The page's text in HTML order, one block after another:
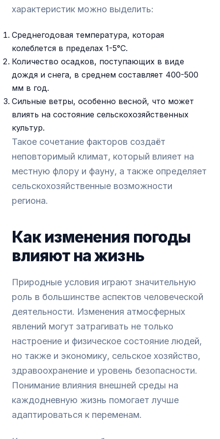
характеристик можно выделить:
Среднегодовая температура, которая
колеблется в пределах 1-5°C.
Количество осадков, поступающих в виде
дождя и снега, в среднем составляет 400-500
мм в год.
Сильные ветры, особенно весной, что может
влиять на состояние сельскохозяйственных
культур.
Такое сочетание факторов создаёт
неповторимый климат, который влияет на
местную флору и фауну, а также определяет
сельскохозяйственные возможности
региона.
Как изменения погоды
влияют на жизнь
Природные условия играют значительную
роль в большинстве аспектов человеческой
деятельности. Изменения атмосферных
явлений могут затрагивать не только
настроение и физическое состояние людей,
но также и экономику, сельское хозяйство,
здравоохранение и уровень безопасности.
Понимание влияния внешней среды на
каждодневную жизнь помогает лучше
адаптироваться к переменам.